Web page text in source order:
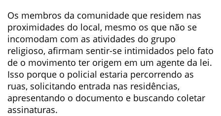
Os membros da comunidade que residem nas
proximidades do local, mesmo os que não se
incomodam com as atividades do grupo
religioso, afirmam sentir-se intimidados pelo fato
de o movimento ter origem em um agente da lei.
Isso porque o policial estaria percorrendo as
ruas, solicitando entrada nas residências,
apresentando o documento e buscando coletar
assinaturas.